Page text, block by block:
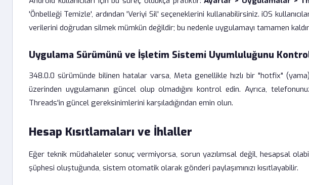
'Önbelleği Temizle', ardından 'Veriyi Sil' seçeneklerini kullanabilirsiniz. iOS
verilerini doğrudan silmek mümkün değildir; bu nedenle uygulamayı tamamen
Uygulama Sürümünü ve İşletim Sistemi Uyumluluğunu
348.0.0 sürümünde bilinen hatalar varsa, Meta genellikle hızlı bir "hotfix"
üzerinden uygulamanın güncel olup olmadığını kontrol edin. Ayrıca,
Threads'in güncel gereksinimlerini karşıladığından emin olun.
Hesap Kısıtlamaları ve İhlaller
Eğer teknik müdahaleler sonuç vermiyorsa, sorun yazılımsal değil, hesapsal
şüphesi oluştuğunda, sistem otomatik olarak gönderi paylaşımınızı kısıtlayabilir.